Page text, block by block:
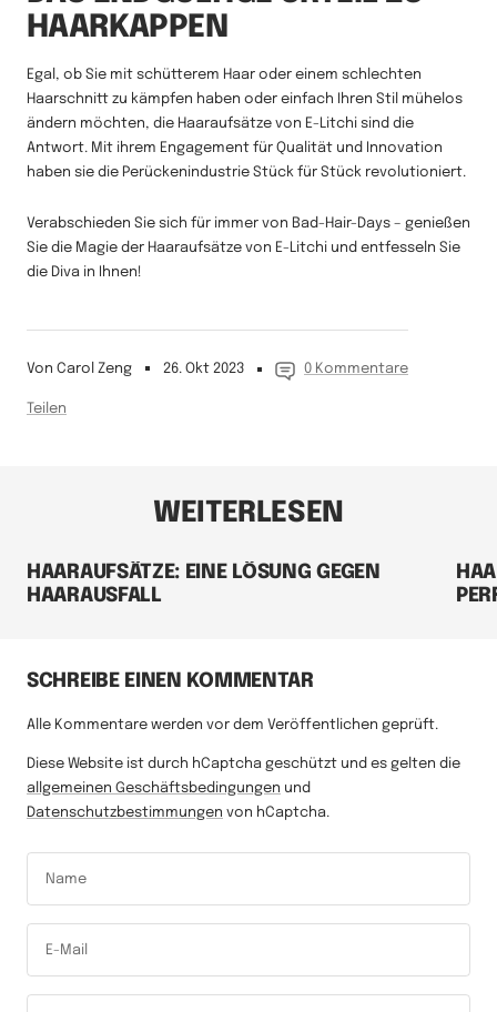
Von Carol Zeng 26. Okt 2023 0 Kommentare
Teilen
HAARKAPPEN
Egal, ob Sie mit schütterem Haar oder einem schlechten
Haarschnitt zu kämpfen haben oder einfach Ihren Stil mühelos
ändern möchten, die Haaraufsätze von E-Litchi sind die
Antwort. Mit ihrem Engagement für Qualität und Innovation
haben sie die Perückenindustrie Stück für Stück revolutioniert.
Verabschieden Sie sich für immer von Bad-Hair-Days – genießen
Sie die Magie der Haaraufsätze von E-Litchi und entfesseln Sie
die Diva in Ihnen!
WEITERLESEN
HAARAUFSÄTZE: EINE LÖSUNG GEGEN
HAARAUSFALL
SCHREIBE EINEN KOMMENTAR
Alle Kommentare werden vor dem Veröffentlichen geprüft.
Diese Website ist durch hCaptcha geschützt und es gelten die
allgemeinen Geschäftsbedingungen und
Datenschutzbestimmungen von hCaptcha.
Name
E-Mail